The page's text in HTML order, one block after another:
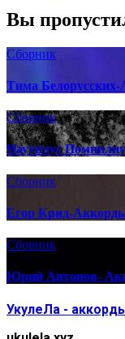
Вы
Сборник
Тима
Сборник
Наутилус
Сборник
Егор Крид-
Сборник
Юрий Антонов-
УкулеЛа -